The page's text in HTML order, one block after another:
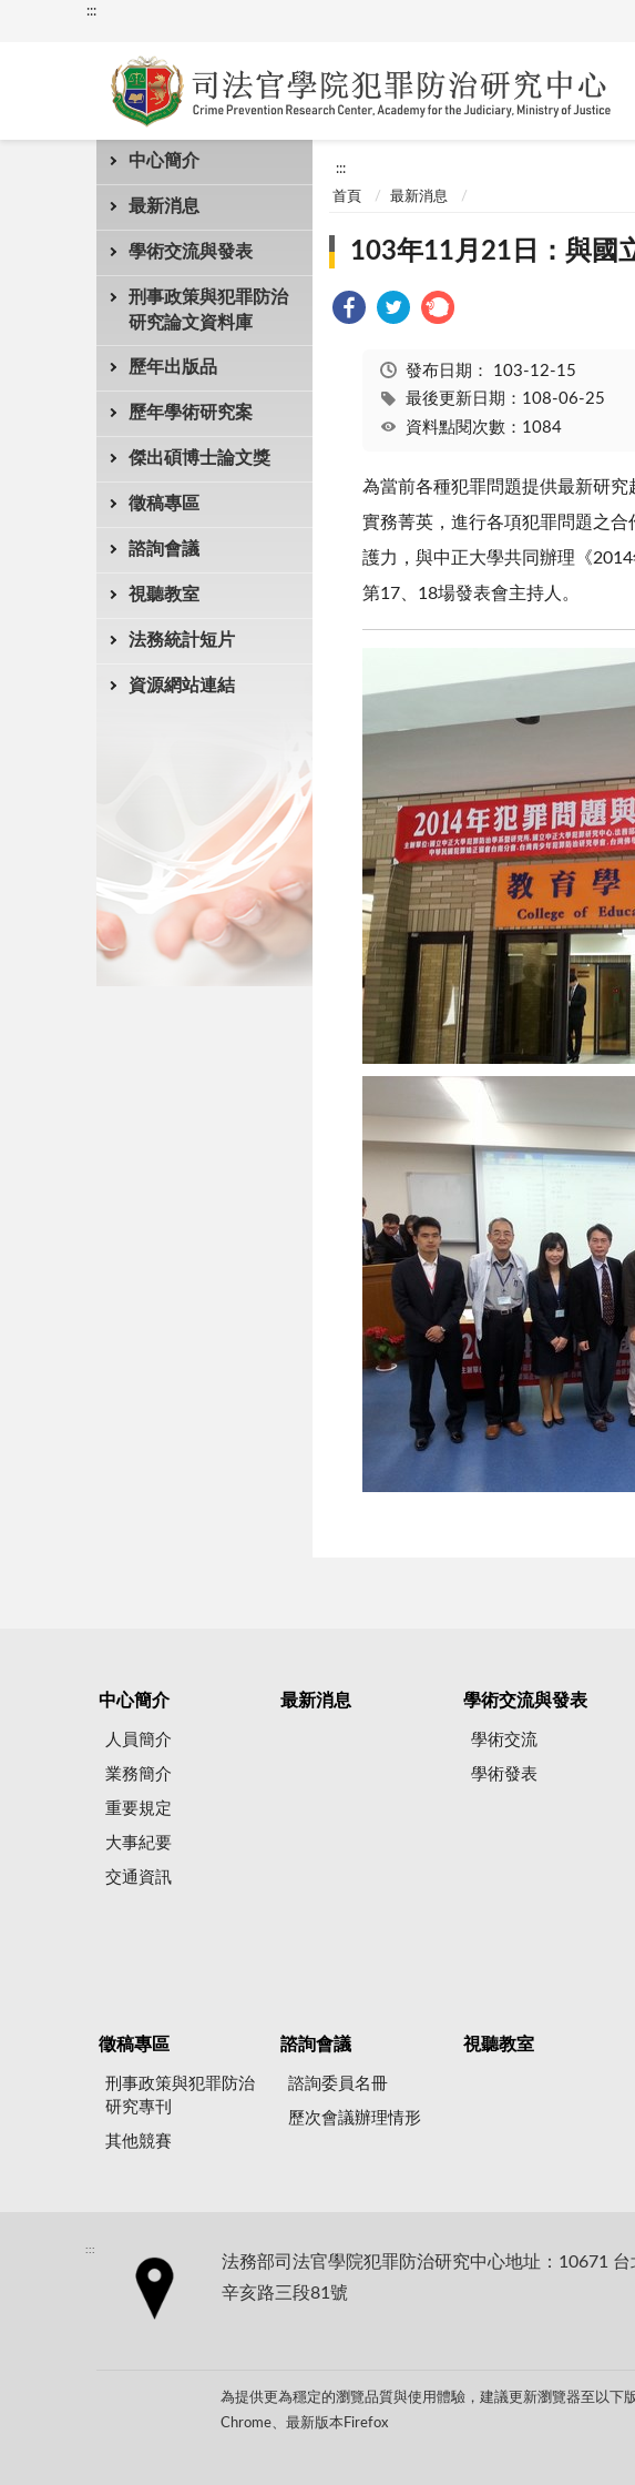
:::
中心簡介
最新消息
學術交流與發表
刑事政策與犯罪防治
研究論文資料庫
歷年出版品
歷年學術研究案
傑出碩博士論文獎
徵稿專區
諮詢會議
視聽教室
法務統計短片
資源網站連結
:::
首頁 最新消息
103年11月21日：與國
發布日期： 103-12-15
最後更新日期：108-06-25
資料點閱次數：1084
為當前各種犯罪問題提供最新研
實務菁英，進行各項犯罪問題之
護力，與中正大學共同辦理《
第17、18場發表會主持人。
中心簡介
人員簡介
業務簡介
重要規定
大事紀要
交通資訊
最新消息 學術交流與發表
學術交流
學術發表
徵稿專區
刑事政策與犯罪防治
研究專刊
其他競賽
諮詢會議
諮詢委員名冊
歷次會議辦理情形
視聽教室
:::
法務部司法官學院犯罪防治研究中心地址：10671 台
辛亥路三段81號
為提供更為穩定的瀏覽品質與使用體驗，建議更新瀏覽器至以下
Chrome、最新版本Firefox